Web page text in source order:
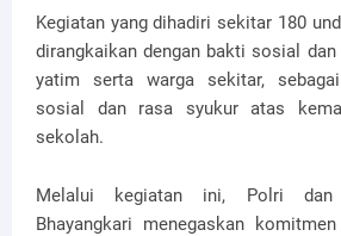
Kegiatan yang dihadiri sekitar 180
dirangkaikan dengan bakti sosial
yatim serta warga sekitar,
sosial dan rasa syukur atas
sekolah.
Melalui kegiatan ini, Polri dan
Bhayangkari menegaskan